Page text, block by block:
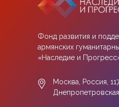
Москва, Россия,
Фонд развития и
армянских
«Наследие и